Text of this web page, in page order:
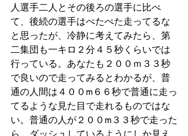
人選手二人とその後ろの選手に比べ
て、後続の選手はぺたぺた走ってるな
と思ったが、冷静に考えてみたら、第
二集団も一キロ２分４５秒くらいでは
行っている。あなたも２００ｍ３３秒
で良いので走ってみるとわかるが、普
通の人間は４００m６６秒で普通に走っ
てるような見た目で走れるものではな
い。普通の人が２００m３３秒で走った